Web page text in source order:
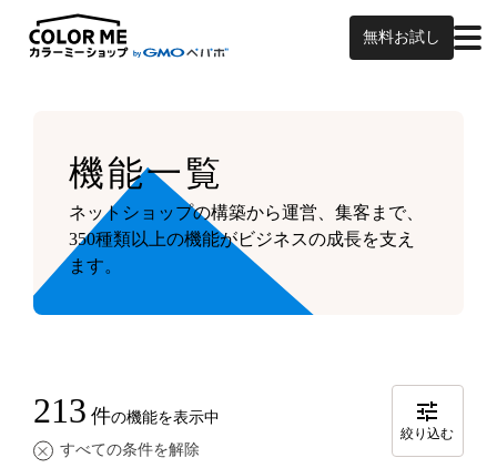
無料お試し
機能一覧
ネットショップの構築から運営、集客まで、
350種類以上の機能がビジネスの成長を支え
ます。
213 件の機能を表示中
すべての条件を解除
絞り込む